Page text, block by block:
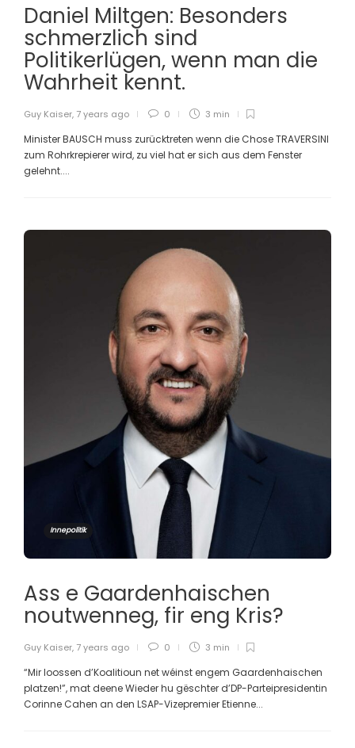
Daniel Miltgen: Besonders
schmerzlich sind
Politikerlügen, wenn man die
Wahrheit kennt.
Guy Kaiser, 7 years ago 0 3 min
Minister BAUSCH muss zurücktreten wenn die Chose TRAVERSINI
zum Rohrkrepierer wird, zu viel hat er sich aus dem Fenster
gelehnt....
Innepolitik
Ass e Gaardenhaischen
noutwenneg, fir eng Kris?
Guy Kaiser, 7 years ago 0 3 min
“Mir loossen d’Koalitioun net wéinst engem Gaardenhaischen
platzen!”, mat deene Wieder hu gëschter d’DP-Parteipresidentin
Corinne Cahen an den LSAP-Vizepremier Etienne...